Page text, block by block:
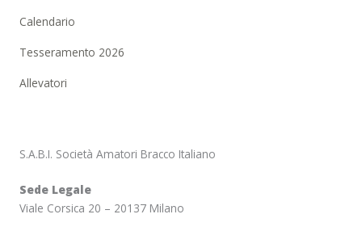
Calendario
Tesseramento 2026
Allevatori
S.A.B.I. Società Amatori Bracco Italiano
Sede Legale
Viale Corsica 20 – 20137 Milano